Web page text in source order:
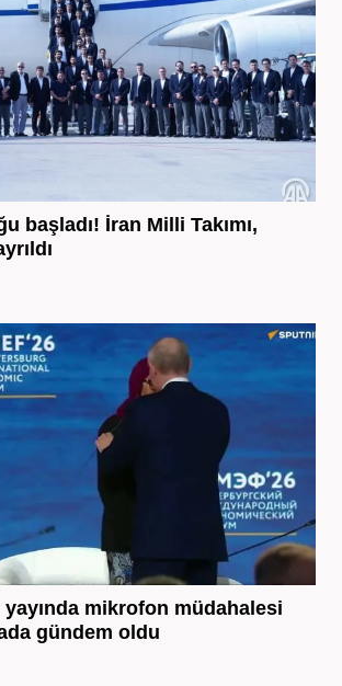
başladı! İran Milli Takımı,
yayında mikrofon müdahalesi
gündem oldu